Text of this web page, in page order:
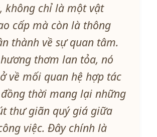
không chỉ là một vật
cấp mà còn là thông
thành về sự quan tâm.
thơm lan tỏa, nó
về mối quan hệ hợp tác
thời mang lại những
thư giãn quý giá giữa
việc. Đây chính là